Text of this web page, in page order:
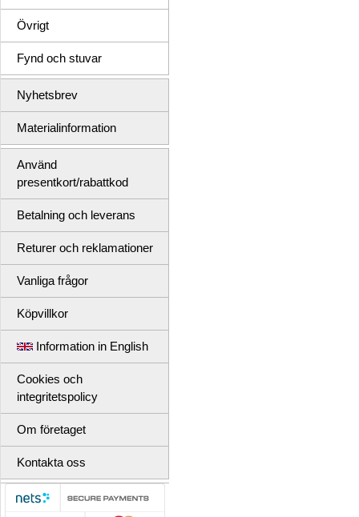
Övrigt
Fynd och stuvar
Nyhetsbrev
Materialinformation
Använd
presentkort/rabattkod
Betalning och leverans
Returer och reklamationer
Vanliga frågor
Köpvillkor
Information in English
Cookies och
integritetspolicy
Om företaget
Kontakta oss